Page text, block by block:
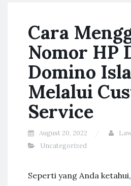
Cara
Nomor HP
Domino
Melalui
Service
August 20, 2022
Uncategorized
Seperti yang Anda